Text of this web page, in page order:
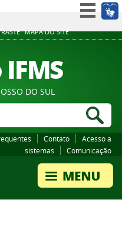
MAPA DO SITE
Participe
Legislação
Canais
DO SUL
Contato
Acesso a
sistemas
Comunicação